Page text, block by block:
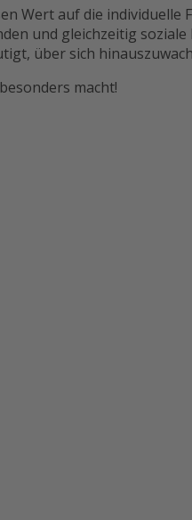
auf die individuelle
und gleichzeitig
über sich
macht!